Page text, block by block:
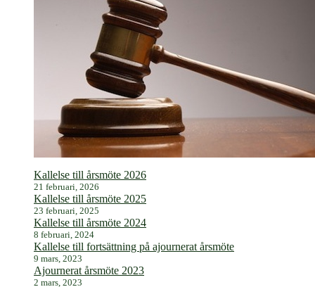
Kallelse till årsmöte 2026
21 februari, 2026
Kallelse till årsmöte 2025
23 februari, 2025
Kallelse till årsmöte 2024
8 februari, 2024
Kallelse till fortsättning på ajournerat årsmöte
9 mars, 2023
Ajournerat årsmöte 2023
2 mars, 2023